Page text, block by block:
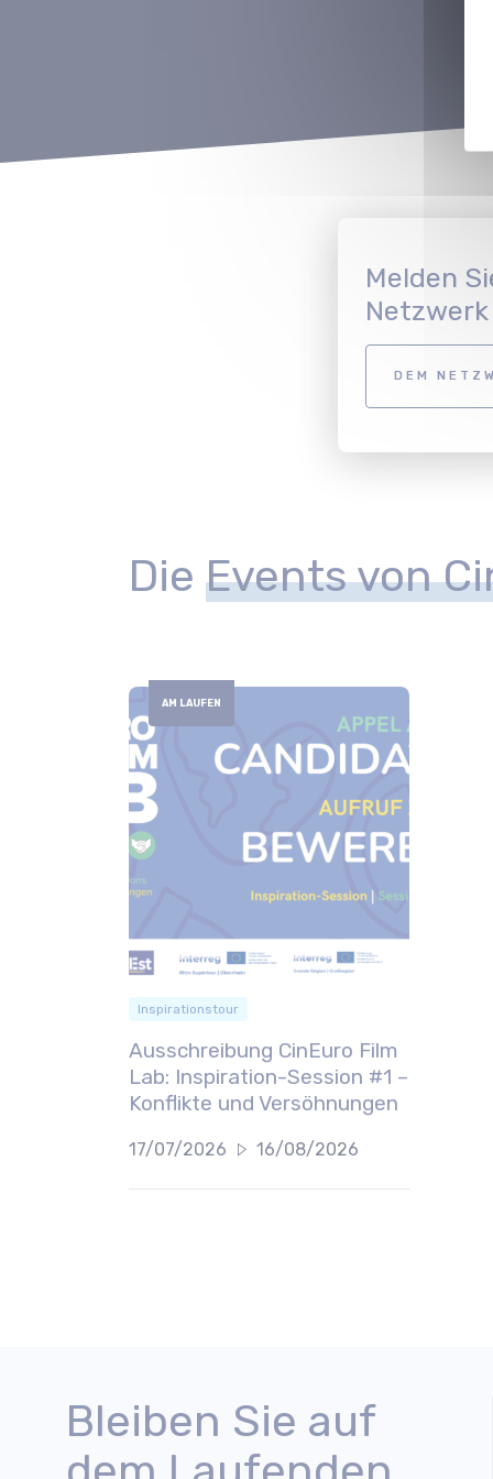
Melden
Netzwerk
DEM
Die Events von
AM LAUFEN
Inspirationstour
Ausschreibung CinEuro Film
Lab: Inspiration-Session #1 –
Konflikte und Versöhnungen
17/07/2026 16/08/2026
Bleiben Sie auf